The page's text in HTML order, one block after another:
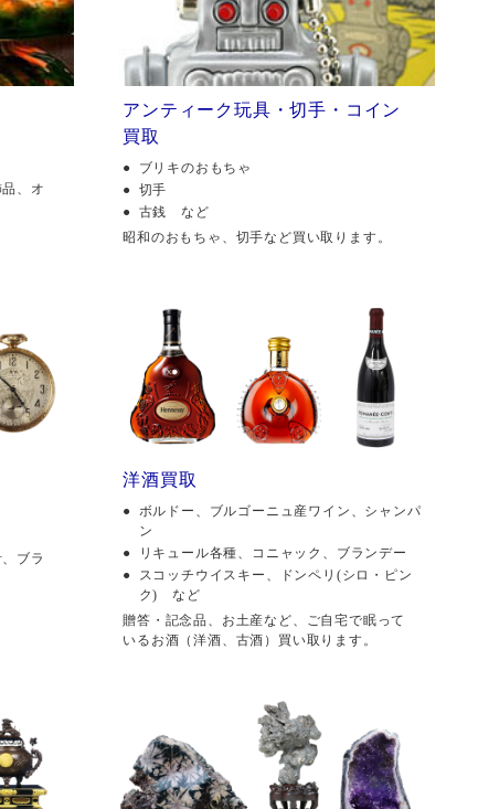
、オ
アンティーク玩具・切手・コイン
買取
ブリキのおもちゃ
切手
古銭 など
昭和のおもちゃ、切手など買い取ります。
ブラ
洋酒買取
ボルドー、ブルゴーニュ産ワイン、シャンパ
ン
リキュール各種、コニャック、ブランデー
スコッチウイスキー、ドンペリ(シロ・ピン
ク) など
贈答・記念品、お土産など、ご自宅で眠って
いるお酒（洋酒、古酒）買い取ります。